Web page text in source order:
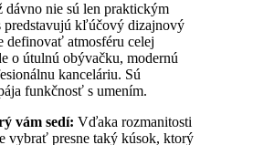
dávno nie sú len praktickým
predstavujú kľúčový dizajnový
definovať atmosféru celej
o útulnú obývačku, modernú
kanceláriu. Sú
funkčnosť s umením.
vám sedí: Vďaka rozmanitosti
vybrať presne taký kúsok, ktorý